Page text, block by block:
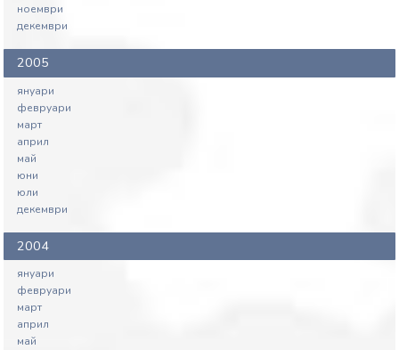
ноември
декември
2005
януари
февруари
март
април
май
юни
юли
декември
2004
януари
февруари
март
април
май